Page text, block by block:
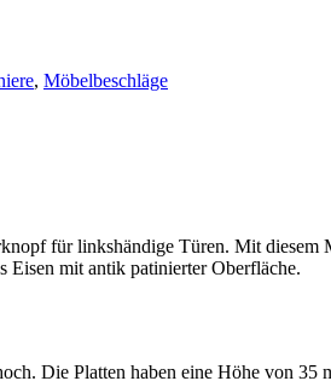
, Möbelbeschläge
für linkshändige Türen. Mit diesem
Eisen mit antik patinierter Oberfläche.
Die Platten haben eine Höhe von